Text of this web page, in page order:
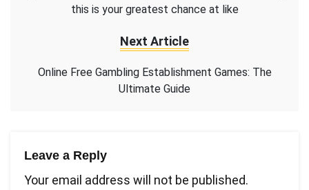
this is your greatest chance at like
Next Article
Online Free Gambling Establishment Games: The
Ultimate Guide
Leave a Reply
Your email address will not be published.